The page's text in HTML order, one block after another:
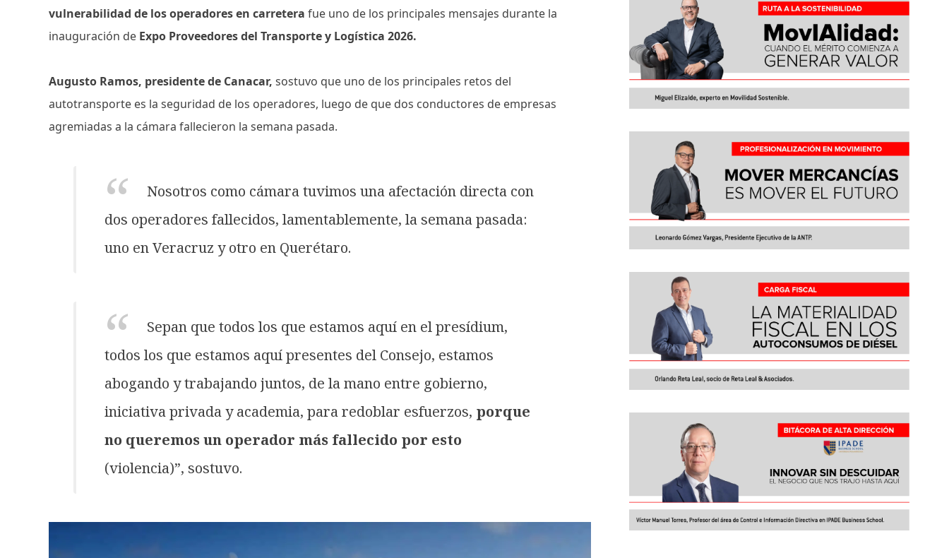
vulnerabilidad de los operadores en carretera fue uno de los principales mensajes durante la
inauguración de Expo Proveedores del Transporte y Logística 2026.
Augusto Ramos, presidente de Canacar, sostuvo que uno de los principales retos del
autotransporte es la seguridad de los operadores, luego de que dos conductores de empresas
agremiadas a la cámara fallecieron la semana pasada.
Nosotros como cámara tuvimos una afectación directa con
dos operadores fallecidos, lamentablemente, la semana pasada:
uno en Veracruz y otro en Querétaro.
Sepan que todos los que estamos aquí en el presídium,
todos los que estamos aquí presentes del Consejo, estamos
abogando y trabajando juntos, de la mano entre gobierno,
iniciativa privada y academia, para redoblar esfuerzos, porque
no queremos un operador más fallecido por esto
(violencia)”, sostuvo.